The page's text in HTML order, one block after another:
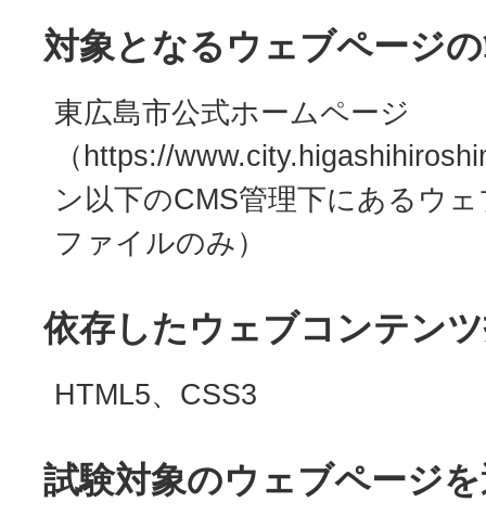
対象となるウェブページ
東広島市公式ホームページ
（https://
ン以下のCMS管理下にあるウ
ファイルのみ）
依存したウェブコンテン
HTML5、CSS3
試験対象のウェブページ